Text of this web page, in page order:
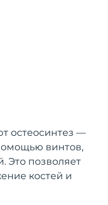
остеосинтез —
винтов,
Это позволяет
костей и